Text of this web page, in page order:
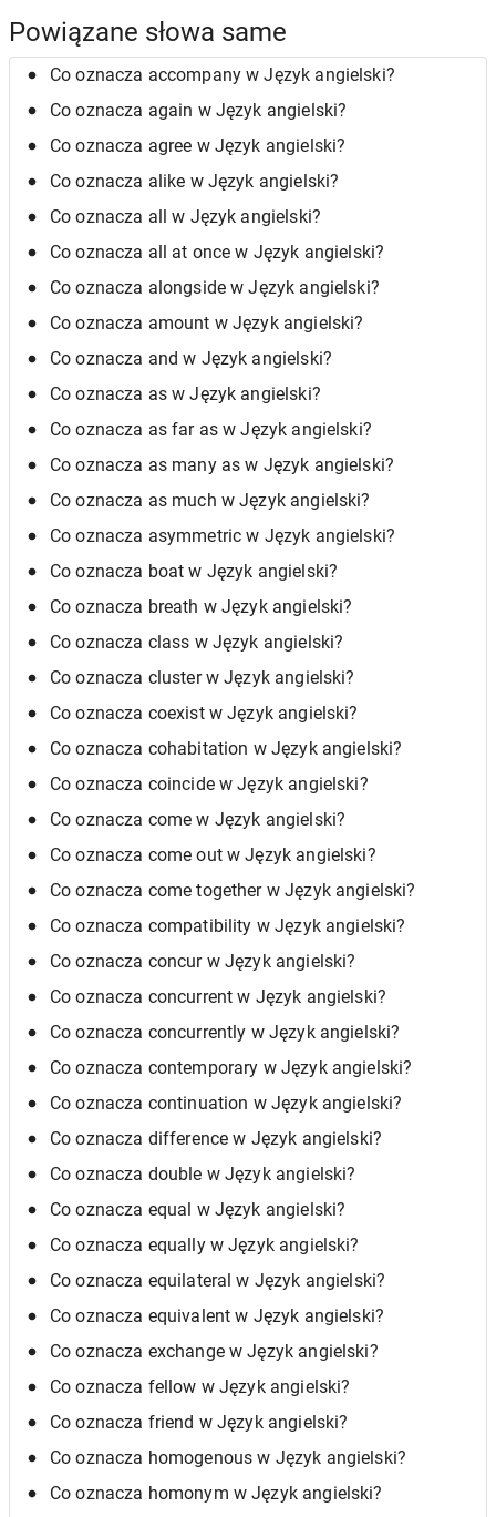
Powiązane słowa same
Co oznacza accompany w Język angielski?
Co oznacza again w Język angielski?
Co oznacza agree w Język angielski?
Co oznacza alike w Język angielski?
Co oznacza all w Język angielski?
Co oznacza all at once w Język angielski?
Co oznacza alongside w Język angielski?
Co oznacza amount w Język angielski?
Co oznacza and w Język angielski?
Co oznacza as w Język angielski?
Co oznacza as far as w Język angielski?
Co oznacza as many as w Język angielski?
Co oznacza as much w Język angielski?
Co oznacza asymmetric w Język angielski?
Co oznacza boat w Język angielski?
Co oznacza breath w Język angielski?
Co oznacza class w Język angielski?
Co oznacza cluster w Język angielski?
Co oznacza coexist w Język angielski?
Co oznacza cohabitation w Język angielski?
Co oznacza coincide w Język angielski?
Co oznacza come w Język angielski?
Co oznacza come out w Język angielski?
Co oznacza come together w Język angielski?
Co oznacza compatibility w Język angielski?
Co oznacza concur w Język angielski?
Co oznacza concurrent w Język angielski?
Co oznacza concurrently w Język angielski?
Co oznacza contemporary w Język angielski?
Co oznacza continuation w Język angielski?
Co oznacza difference w Język angielski?
Co oznacza double w Język angielski?
Co oznacza equal w Język angielski?
Co oznacza equally w Język angielski?
Co oznacza equilateral w Język angielski?
Co oznacza equivalent w Język angielski?
Co oznacza exchange w Język angielski?
Co oznacza fellow w Język angielski?
Co oznacza friend w Język angielski?
Co oznacza homogenous w Język angielski?
Co oznacza homonym w Język angielski?